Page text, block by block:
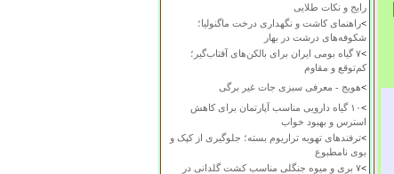
رایج و نکات طلایی
>راهنمای کاشت و نگهداری درخت ماگنولیا؛
شکوفه‌های درشت در بهار
>
۷ گیاه بومی ایران برای بالکن‌های آفتاب‌گیر؛
کم‌توقع و مقاوم
>هویج - معرفی سبزی جات غیر برگی
>
۱۰ گیاه دارویی مناسب آپارتمان برای کاهش
استرس و بهبود خواب
>ترفندهای تهویه تراریوم بسته؛ جلوگیری از کپک و
بوی نامطبوع
>
۷ بری و میوه جنگلی مناسب کشت گلدانی در